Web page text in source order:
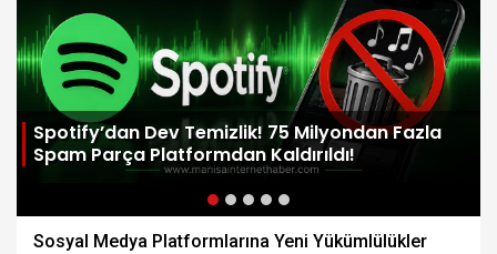
Spotify’dan Dev Temizlik! 75 Milyondan Fazla
Spam Parça Platformdan Kaldırıldı!
Sosyal Medya Platformlarına Yeni Yükümlülükler